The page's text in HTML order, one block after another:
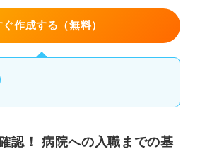
作成する（無料）
認！ 病院への入職までの基
の面接の対策方法
一印象を良くする
を払う
を準備しておく